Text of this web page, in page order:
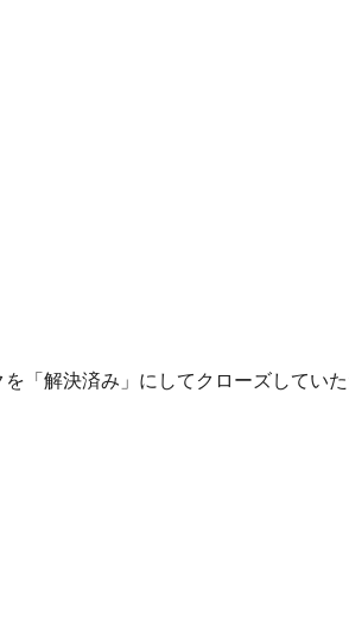
「解決済み」にしてクローズしていた